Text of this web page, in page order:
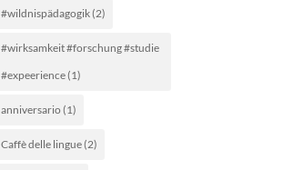
#wildnispädagogik(2)
#wirksamkeit #forschung #studie
#expeerience(1)
anniversario (1)
Caffè delle lingue(2)